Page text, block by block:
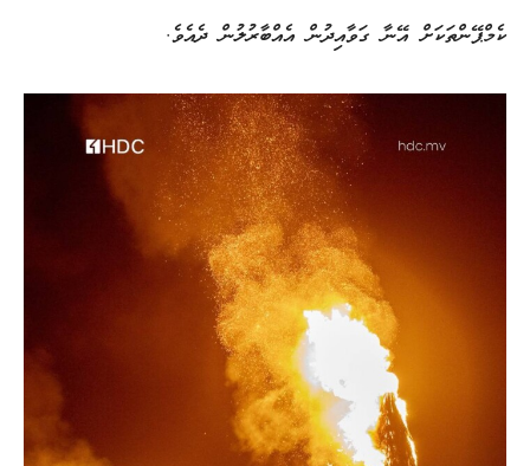
ކެމްޕޭންތަކަށް އޭނާ ގަވާއިދުން އެއްބާރުލުން ދެއެވެ.